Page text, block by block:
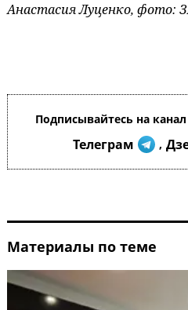
Анастасия Луценко, фото:
Подписывайтесь на
Телеграм ,
Материалы по теме